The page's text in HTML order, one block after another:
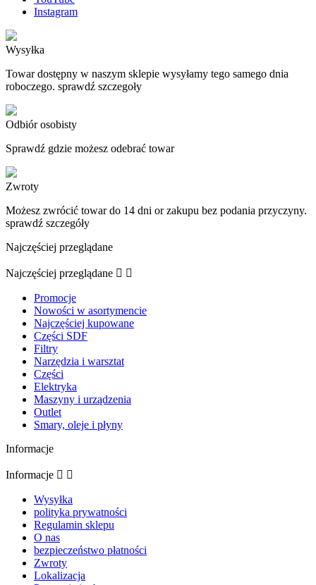
Instagram
Wysyłka
Towar dostępny w naszym sklepie wysyłamy tego samego dnia
roboczego. sprawdź szczegoły
Odbiór osobisty
Sprawdź gdzie możesz odebrać towar
Zwroty
Możesz zwrócić towar do 14 dni or zakupu bez podania przyczyny.
sprawdź szczegóły
Najczęściej przeglądane
Najczęściej przeglądane  
Promocje
Nowości w asortymencie
Najczęściej kupowane
Części SDF
Filtry
Narzędzia i warsztat
Części
Elektryka
Maszyny i urządzenia
Outlet
Smary, oleje i płyny
Informacje
Informacje  
Wysyłka
polityka prywatności
Regulamin sklepu
O nas
bezpieczeństwo płatności
Zwroty
Lokalizacja